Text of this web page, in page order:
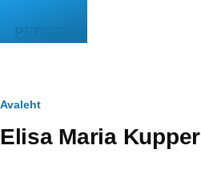
PEEGEL
Leivapuru
Avaleht
Elisa Maria Kupper